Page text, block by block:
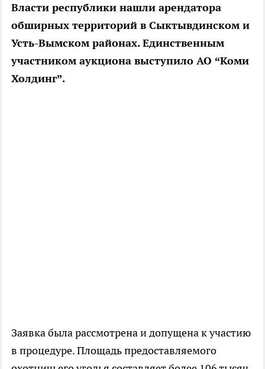
Власти республики нашли арендатора
обширных территорий в Сыктывдинском и
Усть-Вымском районах. Единственным
участником аукциона выступило АО “Коми
Холдинг”.
Заявка была рассмотрена и допущена к участию
в процедуре. Площадь предоставляемого